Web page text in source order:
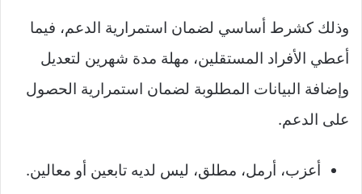
وذلك كشرط أساسي لضمان استمرارية الدعم، فيما
أعطي الأفراد المستقلين، مهلة مدة شهرين لتعديل
وإضافة البيانات المطلوبة لضمان استمرارية الحصول
على الدعم.
أعزب، أرمل، مطلق، ليس لديه تابعين أو معالين.